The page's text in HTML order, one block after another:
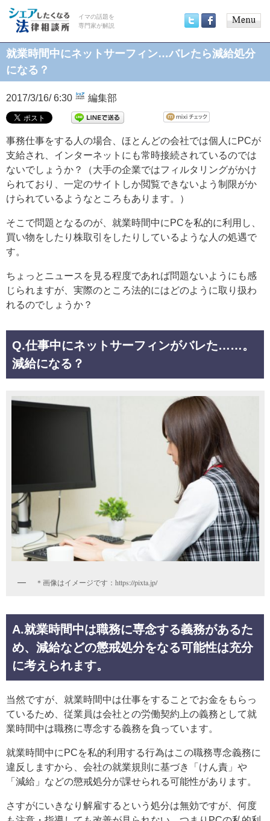
イマの話題を
専門家が解説
menu
就業時間中にネットサーフィン…バレたら減給処分
になる？
2017/3/16/ 6:30 編集部
事務仕事をする人の場合、ほとんどの会社では個人にPCが
支給され、インターネットにも常時接続されているのでは
ないでしょうか？（大手の企業ではフィルタリングがかけ
られており、一定のサイトしか閲覧できないよう制限がか
けられているようなところもあります。）
そこで問題となるのが、就業時間中にPCを私的に利用し、
買い物をしたり株取引をしたりしているような人の処遇で
す。
ちょっとニュースを見る程度であれば問題ないようにも感
じられますが、実際のところ法的にはどのように取り扱わ
れるのでしょうか？
Q.仕事中にネットサーフィンがバレた……。
減給になる？
＊画像はイメージです：https://pixta.jp/
A.就業時間中は職務に専念する義務があるた
め、減給などの懲戒処分をなる可能性は充分
に考えられます。
当然ですが、就業時間中は仕事をすることでお金をもらっ
ているため、従業員は会社との労働契約上の義務として就
業時間中は職務に専念する義務を負っています。
就業時間中にPCを私的利用する行為はこの職務専念義務に
違反しますから、会社の就業規則に基づき「けん責」や
「減給」などの懲戒処分が課せられる可能性があります。
さすがにいきなり解雇するという処分は無効ですが、何度